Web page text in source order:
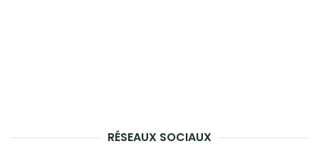
RÉSEAUX SOCIAUX